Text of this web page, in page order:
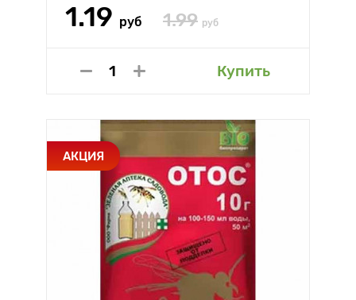
1.19 руб 1.99 руб
Купить
АКЦИЯ